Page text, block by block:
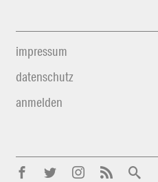
impressum
datenschutz
anmelden